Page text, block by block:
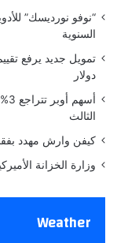
ب
"
ج
ي
“نوفو نورديسك”
السنوية
دولار
الثالث
كيفن وارش مهدد
وزارة الخزانة
Weather